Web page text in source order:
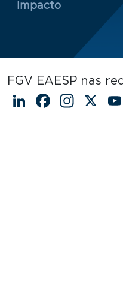
Impacto
FGV EAESP nas
LinkedInX